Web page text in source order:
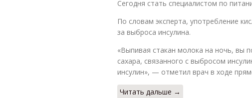
Сегодня стать специалистом по
По словам эксперта, употребление
за выброса инсулина.
«Выпивая стакан молока на ночь, вы
сахара, связанного с выбросом
инсулин», — отметил врач в ходе
Читать дальше →